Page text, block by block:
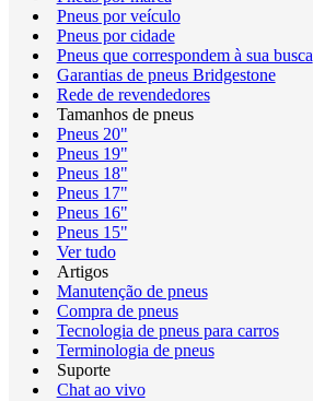
Pneus por veículo
Pneus por cidade
Pneus que correspondem à sua busca
Garantias de pneus Bridgestone
Rede de revendedores
Tamanhos de pneus
Pneus 20"
Pneus 19"
Pneus 18"
Pneus 17"
Pneus 16"
Pneus 15"
Ver tudo
Artigos
Manutenção de pneus
Compra de pneus
Tecnologia de pneus para carros
Terminologia de pneus
Suporte
Chat ao vivo